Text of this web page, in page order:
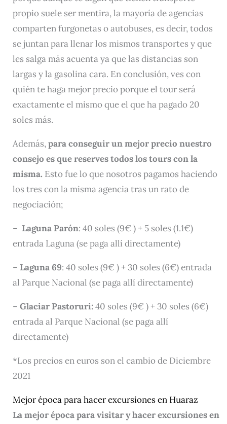
propio suele ser mentira, la mayoría de agencias
comparten furgonetas o autobuses, es decir, todos
se juntan para llenar los mismos transportes y que
les salga más acuenta ya que las distancias son
largas y la gasolina cara. En conclusión, ves con
quién te haga mejor precio porque el tour será
exactamente el mismo que el que ha pagado 20
soles más.
Además,para conseguir un mejor precio nuestro
consejo es que reserves todos los tours con la
misma. Esto fue lo que nosotros pagamos haciendo
los tres con la misma agencia tras un rato de
negociación;
– Laguna Parón: 40 soles (9€ ) + 5 soles (1.1€)
entrada Laguna (se paga allí directamente)
– Laguna 69: 40 soles (9€ ) + 30 soles (6€) entrada
al Parque Nacional (se paga allí directamente)
– Glaciar Pastoruri:40 soles (9€ ) + 30 soles (6€)
entrada al Parque Nacional (se paga allí
directamente)
*Los precios en euros son el cambio de Diciembre
2021
Mejor época para hacer excursiones en Huaraz
La mejor época para visitar y hacer excursiones en